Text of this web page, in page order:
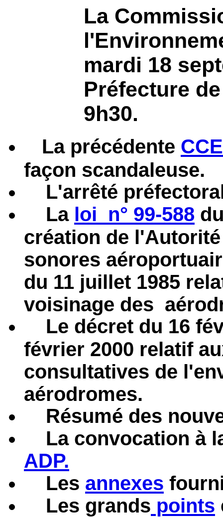
La
mardi 18
Préfecture
9h30.
La précédente CCE
façon scandaleuse.
L'arrêté
La loi n° 99-588
création de
sonores
du 11 juillet 1985
voisinage des
Le décret du 16
février 2000 relatif
consultatives de
aérodromes.
Résumé des
La convocation à
ADP.
Les annexes
Les grands points